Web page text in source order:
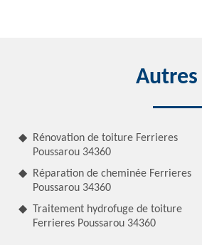
Autres
Rénovation de toiture Ferrieres
Poussarou 34360
Réparation de cheminée Ferrieres
Poussarou 34360
Traitement hydrofuge de toiture
Ferrieres Poussarou 34360